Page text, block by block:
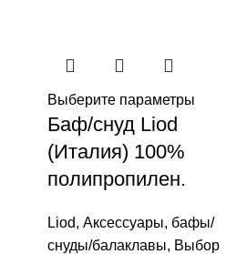
Выберите параметры
Баф/снуд Liod
(Италия) 100%
полипропилен.
Liod, Аксессуары, бафы/
снуды/балаклавы, Выбор